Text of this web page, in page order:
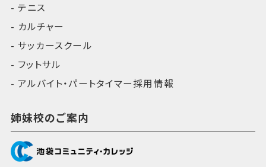
テニス
カルチャー
サッカースクール
フットサル
アルバイト・パートタイマー採用情報
姉妹校のご案内